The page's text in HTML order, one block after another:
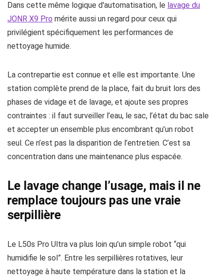
Dans cette même logique d'automatisation, le lavage du
JONR X9 Pro mérite aussi un regard pour ceux qui
privilégient spécifiquement les performances de
nettoyage humide.
La contrepartie est connue et elle est importante. Une
station complète prend de la place, fait du bruit lors des
phases de vidage et de lavage, et ajoute ses propres
contraintes : il faut surveiller l’eau, le sac, l’état du bac sale
et accepter un ensemble plus encombrant qu’un robot
seul. Ce n’est pas la disparition de l’entretien. C’est sa
concentration dans une maintenance plus espacée.
Le lavage change l’usage, mais il ne
remplace toujours pas une vraie
serpillière
Le L50s Pro Ultra va plus loin qu’un simple robot “qui
humidifie le sol”. Entre les serpillières rotatives, leur
nettoyage à haute température dans la station et la